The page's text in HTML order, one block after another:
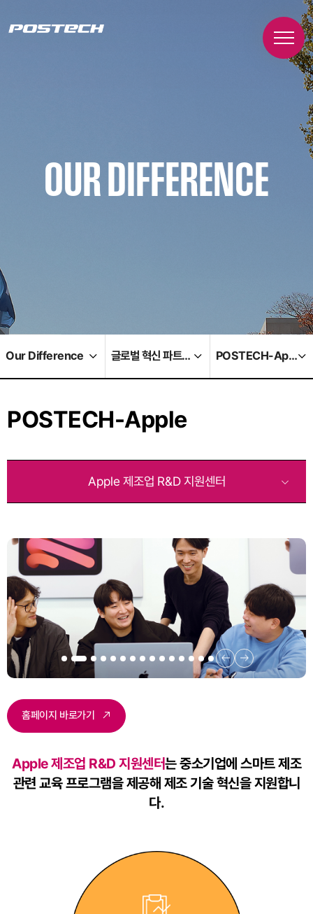
OUR DIFFERENCE
Our Difference 글로벌 혁신 파트너십 POSTECH-Apple
POSTECH-Apple
Apple 제조업 R&D 지원센터
홈페이지 바로가기
Apple 제조업 R&D 지원센터는 중소기업에 스마트 제조
관련 교육 프로그램을 제공해 제조 기술 혁신을 지원합니
다.